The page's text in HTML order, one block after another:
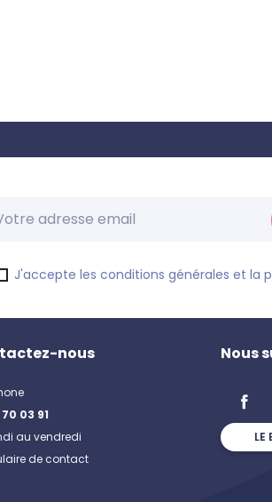
J'accepte les conditions générales et la
nous
03 91
au vendredi
de contact
Nous
LE